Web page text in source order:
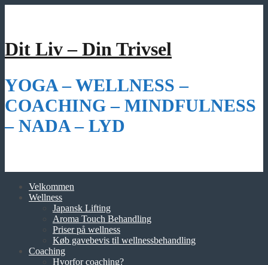
Dit Liv – Din Trivsel
YOGA – WELLNESS –
COACHING – MINDFULNESS
– NADA – LYD
Velkommen
Wellness
Japansk Lifting
Aroma Touch Behandling
Priser på wellness
Køb gavebevis til wellnessbehandling
Coaching
Hvorfor coaching?